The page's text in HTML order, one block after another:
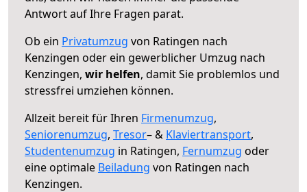
Antwort auf Ihre Fragen parat.
Ob ein Privatumzug von Ratingen nach
Kenzingen oder ein gewerblicher Umzug nach
Kenzingen, wir helfen, damit Sie problemlos und
stressfrei umziehen können.
Allzeit bereit für Ihren Firmenumzug,
Seniorenumzug, Tresor– & Klaviertransport,
Studentenumzug in Ratingen, Fernumzug oder
eine optimale Beiladung von Ratingen nach
Kenzingen.